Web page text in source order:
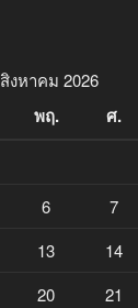
สิงหาคม 2026
พฤ. ศ.
6 7
13 14
20 21